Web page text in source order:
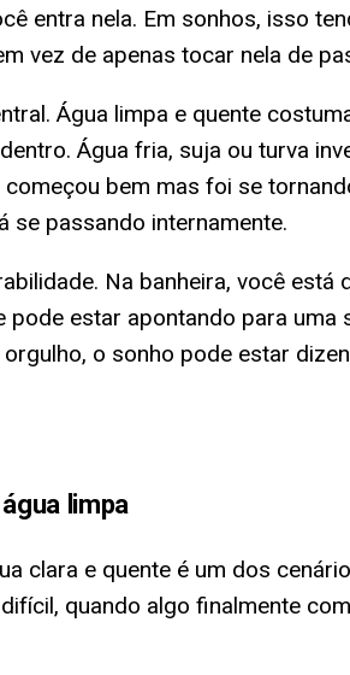
entra nela. Em sonhos, isso
vez de apenas tocar nela de
Água limpa e quente
Água fria, suja ou turva
começou bem mas foi se
se passando internamente.
Na banheira, você
pode estar apontando para
o sonho pode estar
limpa
clara e quente é um dos
quando algo finalmente